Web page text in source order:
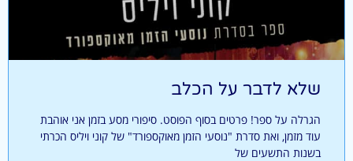
שלא לדבר על הכלב
הגרלה על ספר! פרטים בסוף הפוסט. סיפורי מסע בזמן אני אוהבת
עוד מזמן, ואת סדרת "נוסעי הזמן מאוקספורד" של קוני ויליס הכרתי
בשנות התשעים של